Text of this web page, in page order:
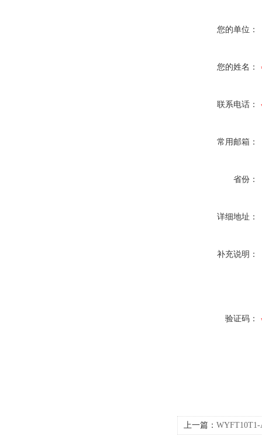
您的单位：
您的姓名：
联系电话：
常用邮箱：
省份：
详细地址：
补充说明：
验证码：
上一篇：